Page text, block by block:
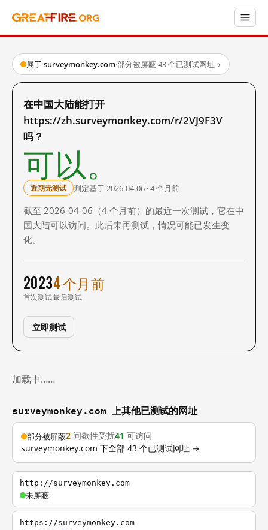
属于 surveymonkey.com·部分被屏蔽·43 个已测试网址→
在中国大陆能打开
https://zh.surveymonkey.com/r/2VJ9F3V
吗？
可以。
近期无测试 判定基于 2026-04-06 · 4 个月前
截至 2026-04-06（4 个月前）的最近一次测试，它在中
国大陆可以访问。此后未再测试，情况可能已发生变
化。
2023
首次测试
4 个月前
最后测试
立即测试
加载中……
surveymonkey.com 上其他已测试的网址
部分被屏蔽2 间歇性受扰41 可访问
surveymonkey.com 下全部 43 个已测试网址 →
http://surveymonkey.com
未屏蔽
https://surveymonkey.com